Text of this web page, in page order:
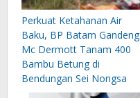
Perkuat Ketahanan Air
Baku, BP Batam Gandeng
Mc Dermott Tanam 400
Bambu Betung di
Bendungan Sei Nongsa